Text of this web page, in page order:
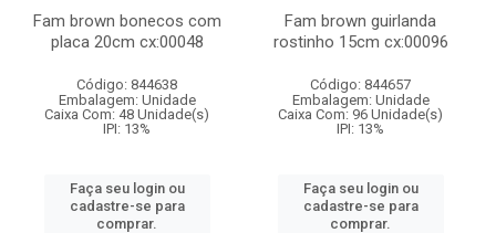
Fam brown bonecos com
placa 20cm cx:00048
Código: 844638
Embalagem: Unidade
Caixa Com: 48 Unidade(s)
IPI: 13%
Faça seu login ou
cadastre-se para
comprar.
Fam brown guirlanda
rostinho 15cm cx:00096
Código: 844657
Embalagem: Unidade
Caixa Com: 96 Unidade(s)
IPI: 13%
Faça seu login ou
cadastre-se para
comprar.